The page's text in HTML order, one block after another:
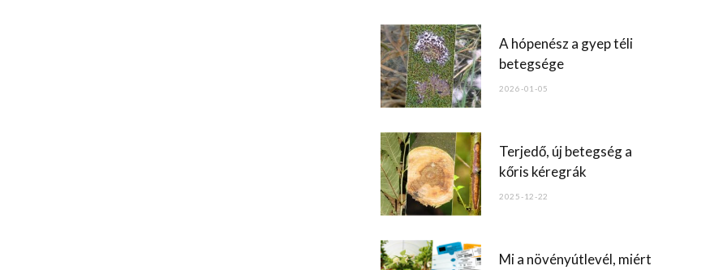
o
A hópenész a gyep téli
betegsége
2026-01-05
Terjedő, új betegség a
kőris kéregrák
2025-12-22
Mi a növényútlevél, miért